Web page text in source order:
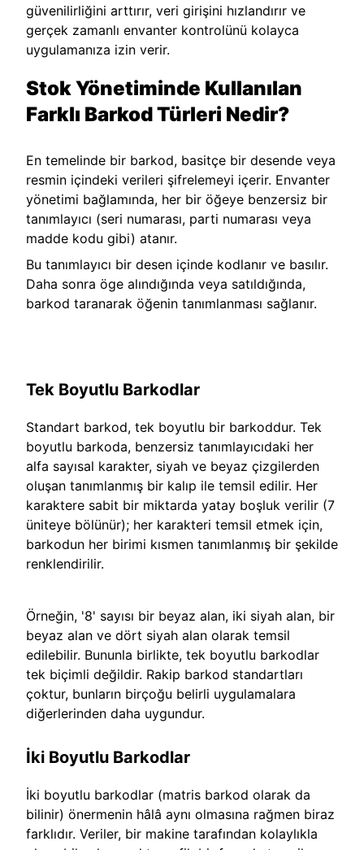
güvenilirliğini arttırır, veri girişini hızlandırır ve
gerçek zamanlı envanter kontrolünü kolayca
uygulamanıza izin verir.
Stok Yönetiminde Kullanılan
Farklı Barkod Türleri Nedir?
En temelinde bir barkod, basitçe bir desende veya
resmin içindeki verileri şifrelemeyi içerir. Envanter
yönetimi bağlamında, her bir öğeye benzersiz bir
tanımlayıcı (seri numarası, parti numarası veya
madde kodu gibi) atanır.
Bu tanımlayıcı bir desen içinde kodlanır ve basılır.
Daha sonra öge alındığında veya satıldığında,
barkod taranarak öğenin tanımlanması sağlanır.
Tek Boyutlu Barkodlar
Standart barkod, tek boyutlu bir barkoddur. Tek
boyutlu barkoda, benzersiz tanımlayıcıdaki her
alfa sayısal karakter, siyah ve beyaz çizgilerden
oluşan tanımlanmış bir kalıp ile temsil edilir. Her
karaktere sabit bir miktarda yatay boşluk verilir (7
üniteye bölünür); her karakteri temsil etmek için,
barkodun her birimi kısmen tanımlanmış bir şekilde
renklendirilir.
Örneğin, '8' sayısı bir beyaz alan, iki siyah alan, bir
beyaz alan ve dört siyah alan olarak temsil
edilebilir. Bununla birlikte, tek boyutlu barkodlar
tek biçimli değildir. Rakip barkod standartları
çoktur, bunların birçoğu belirli uygulamalara
diğerlerinden daha uygundur.
İki Boyutlu Barkodlar
İki boyutlu barkodlar (matris barkod olarak da
bilinir) önermenin hâlâ aynı olmasına rağmen biraz
farklıdır. Veriler, bir makine tarafından kolaylıkla